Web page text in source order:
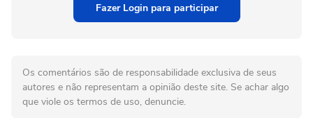
Fazer Login para participar
Os comentários são de responsabilidade exclusiva de seus
autores e não representam a opinião deste site. Se achar algo
que viole os termos de uso, denuncie.